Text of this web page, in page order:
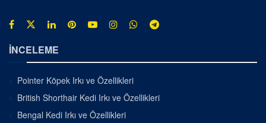
İNCELEME
Pointer Köpek Irkı ve Özellikleri
British Shorthair Kedi Irkı ve Özellikleri
Bengal Kedi Irkı ve Özellikleri